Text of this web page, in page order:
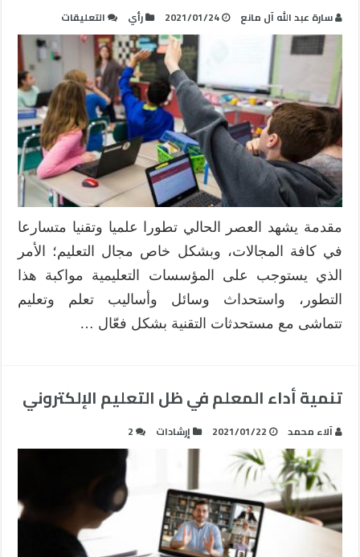
سارة عبد الله آل مانع 2021/01/24 رأي التعليقات
توظيف
مستحدثات
التقنية
في
التعليم
مغلقة
مقدمة يشهد العصر الحالي تطورا علميا وتقنيا متسارعا
في كافة المجالات، وبشكل خاص مجال التعليم؛ الأمر
الذي يستوجب على المؤسسات التعليمية مواكبة هذا
التطور، واستحداث وسائل وأساليب تعلم وتعليم
تتماشى مع مستحدثات التقنية بشكل فعّال …
تنمية أداء المعلم في ظل التعليم الإلكتروني
آلاء محمد 2021/01/22 إرشادات 2